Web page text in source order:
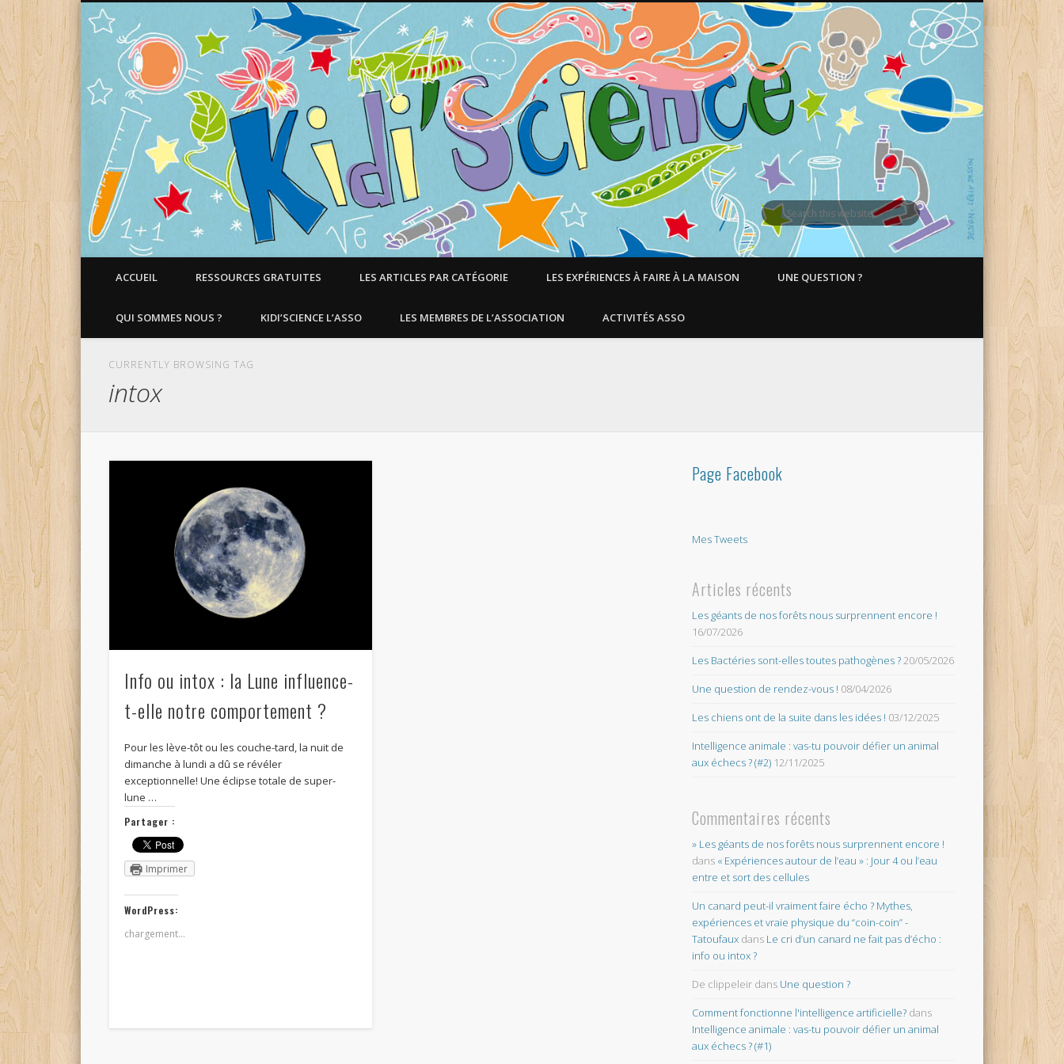
Faire aimer les Sciences aux Enfants !
ACCUEIL RESSOURCES GRATUITES LES ARTICLES PAR CATÉGORIE LES EXPÉRIENCES À FAIRE À LA MAISON UNE QUESTION ?
QUI SOMMES NOUS ? KIDI’SCIENCE L’ASSO LES MEMBRES DE L’ASSOCIATION ACTIVITÉS ASSO
CURRENTLY BROWSING TAG
intox
Info ou intox : la Lune influence-
t-elle notre comportement ?
Pour les lève-tôt ou les couche-tard, la nuit de
dimanche à lundi a dû se révéler
exceptionnelle! Une éclipse totale de super-
lune …
Partager :
Imprimer
WordPress:
chargement…
Page Facebook
Mes Tweets
Articles récents
Les géants de nos forêts nous surprennent encore !
16/07/2026
Les Bactéries sont-elles toutes pathogènes ?20/05/2026
Une question de rendez-vous ! 08/04/2026
Les chiens ont de la suite dans les idées ! 03/12/2025
Intelligence animale : vas-tu pouvoir défier un animal
aux échecs ? (#2) 12/11/2025
Commentaires récents
» Les géants de nos forêts nous surprennent encore !
dans « Expériences autour de l’eau » : Jour 4 ou l’eau
entre et sort des cellules
Un canard peut-il vraiment faire écho ? Mythes,
expériences et vraie physique du “coin-coin” -
Tatoufaux dans Le cri d’un canard ne fait pas d’écho :
info ou intox ?
De clippeleir dans Une question ?
Comment fonctionne l'intelligence artificielle? dans
Intelligence animale : vas-tu pouvoir défier un animal
aux échecs ? (#1)